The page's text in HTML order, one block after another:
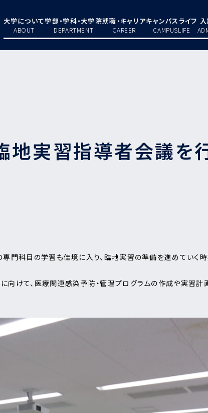
大学について
ABOUT
学部・学科・大学院
DEPARTMENT
就職・キャリア
CAREER
キャンパスライフ
CAMPUSLIFE
実習指導者会議を
門科目の学習も佳境に入り、臨地実習の準備を進めていく時
向けて、医療関連感染予防・管理プログラムの作成や実習計